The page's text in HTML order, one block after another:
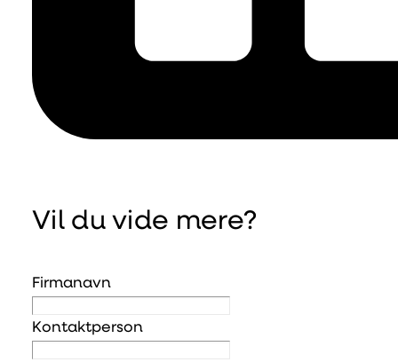
Vil du vide mere?
Firmanavn
Kontaktperson